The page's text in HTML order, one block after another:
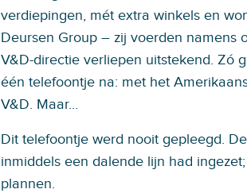
verdiepingen, mét extra winkels en
Deursen Group – zij voerden namens
V&D-directie verliepen uitstekend. Zó
één telefoontje na: met het
V&D. Maar...
Dit telefoontje werd nooit gepleegd.
inmiddels een dalende lijn had
plannen.